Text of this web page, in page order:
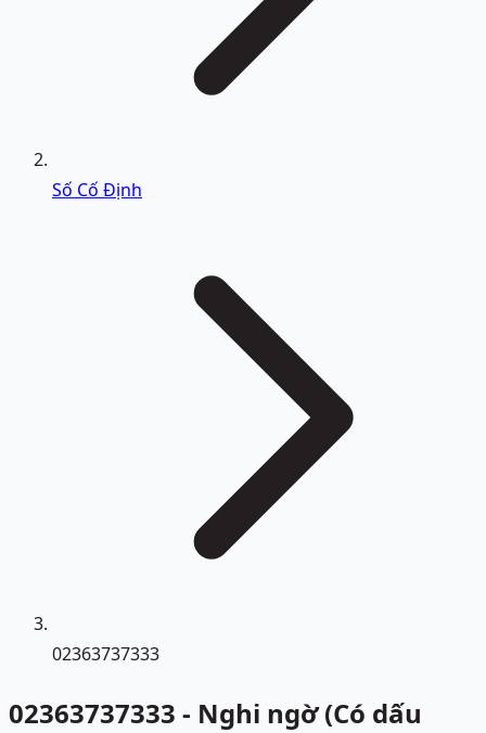
Số Cố Định
02363737333
02363737333 - Nghi ngờ (Có dấu